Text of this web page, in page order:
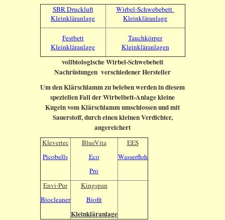
SBR Druckluft
Kleinkläranlage
Wirbel-Schwebebett
Kleinkläranlage
Festbett
Kleinkläranlage
Tauchkörper
Kleinkläranlagen
vollbiologische Wirbel-Schwebebett
Nachrüstungen verschiedener Hersteller
Um den Klärschlamm zu beleben werden in diesem
speziellen Fall der Wirbelbett-Anlage kleine
Kugeln vom Klärschlamm umschlossen und mit
Sauerstoff, durch einen kleinen Verdichter,
angereichert
Klevertec
Picobells
BlueVita
Eco
Pro
EES
Wasserfloh
Envi-Pur
Biocleaner
Kingspan
Biofit
Kleinkläranlage